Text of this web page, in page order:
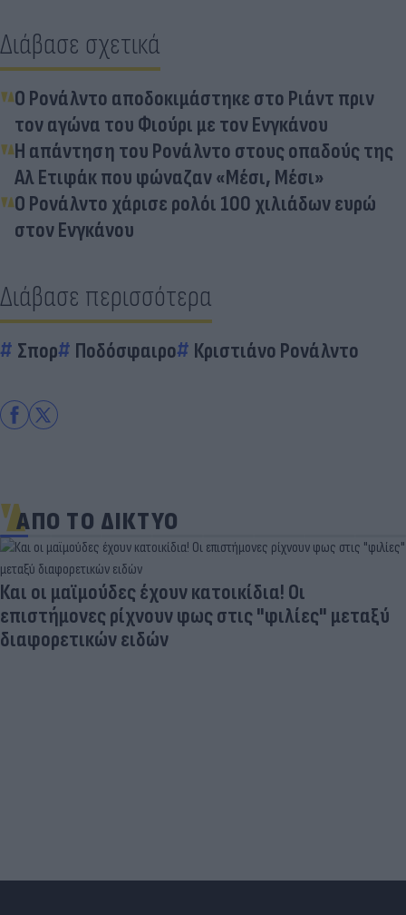
Διάβασε σχετικά
Ο Ρονάλντο αποδοκιμάστηκε στο Ριάντ πριν
τον αγώνα του Φιούρι με τον Ενγκάνου
Η απάντηση του Ρονάλντο στους οπαδούς της
Αλ Ετιφάκ που φώναζαν «Μέσι, Μέσι»
Ο Ρονάλντο χάρισε ρολόι 100 χιλιάδων ευρώ
στον Ενγκάνου
Διάβασε περισσότερα
Σπορ Ποδόσφαιρο Κριστιάνο Ρονάλντο
ΑΠΟ ΤΟ ΔΙΚΤΥΟ